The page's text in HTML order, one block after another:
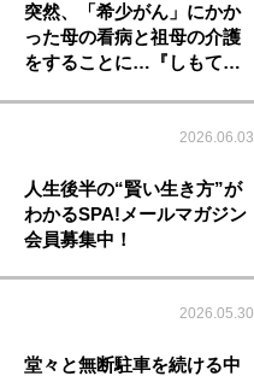
突然、「希少がん」にかか
った母の看病と祖母の介護
をすることに…『しもて…
2026.06.03
人生後半の“賢い生き方”が
わかるSPA!メールマガジン
会員募集中！
2026.05.30
堂々と無断駐車を続ける中